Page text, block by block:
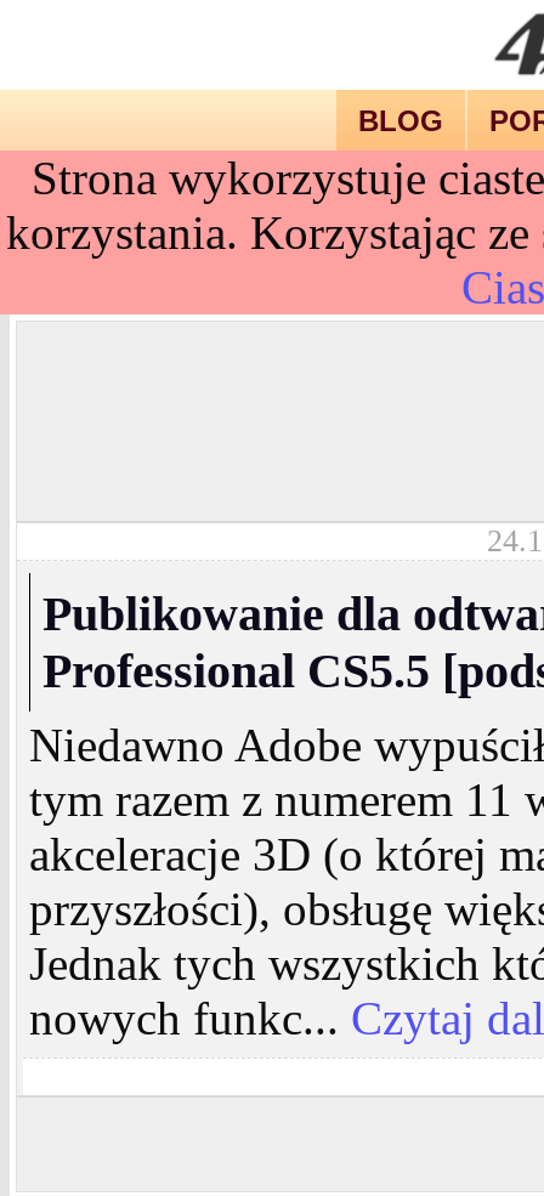
BLOG
Strona wykorzystuje
korzystania. Korzystając
Publikowanie dla
Professional CS5.5
Niedawno Adobe
tym razem z numerem 11
akceleracje 3D (o której
przyszłości), obsługę
Jednak tych wszystkich
nowych funkc... Czytaj